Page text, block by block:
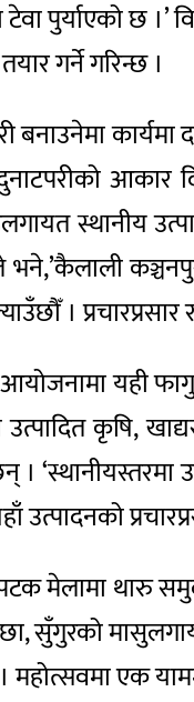
पुर्याएको छ ।’
गर्ने गरिन्छ ।
बनाउनेमा
आकार
स्थानीय
। प्रचारप्रसार
यही
उत्पादित कृषि,
। ‘स्थानीयस्तरमा
मेलामा थारु
सुँगुरको
महोत्सवमा एक